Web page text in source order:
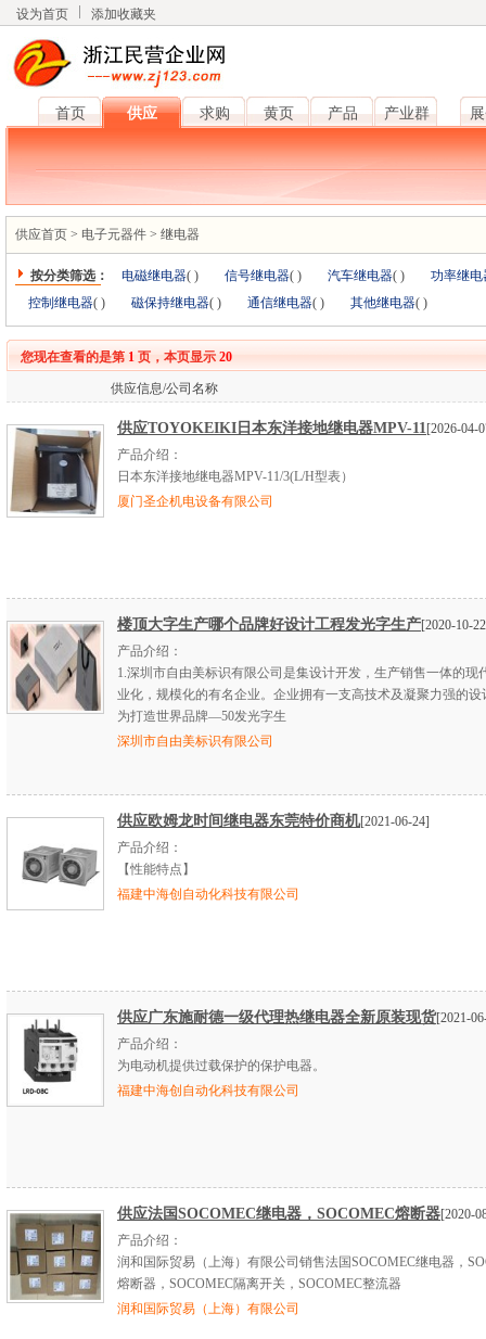
设为首页 添加收藏夹
首页 供应 求购 黄页 产品 产业群
供应首页 > 电子元器件 > 继电器
按分类筛选： 电磁继电器( ) 信号继电器( ) 汽车继电器( )
功率继电
控制继电器( ) 磁保持继电器( ) 通信继电器( ) 其他继电器( )
您现在查看的是第 1 页，本页显示 20
供应信息/公司名称
供应TOYOKEIKI日本东洋接地继电器MPV-11[2026-04-
产品介绍：
日本东洋接地继电器MPV-11/3(L/H型表）
厦门圣企机电设备有限公司
楼顶大字生产哪个品牌好设计工程发光字生产[2020-10-
产品介绍：
1.深圳市自由美标识有限公司是集设计开发，生产销售一体的现
业化，规模化的有名企业。企业拥有一支高技术及凝聚力强的设
为打造世界品牌—50发光字生
深圳市自由美标识有限公司
供应欧姆龙时间继电器东莞特价商机[2021-06-24]
产品介绍：
【性能特点】
福建中海创自动化科技有限公司
供应广东施耐德一级代理热继电器全新原装现货[2021-
产品介绍：
为电动机提供过载保护的保护电器。
福建中海创自动化科技有限公司
供应法国SOCOMEC继电器，SOCOMEC熔断器[2020-
产品介绍：
润和国际贸易（上海）有限公司销售法国SOCOMEC继电器，
熔断器，SOCOMEC隔离开关，SOCOMEC整流器
润和国际贸易（上海）有限公司